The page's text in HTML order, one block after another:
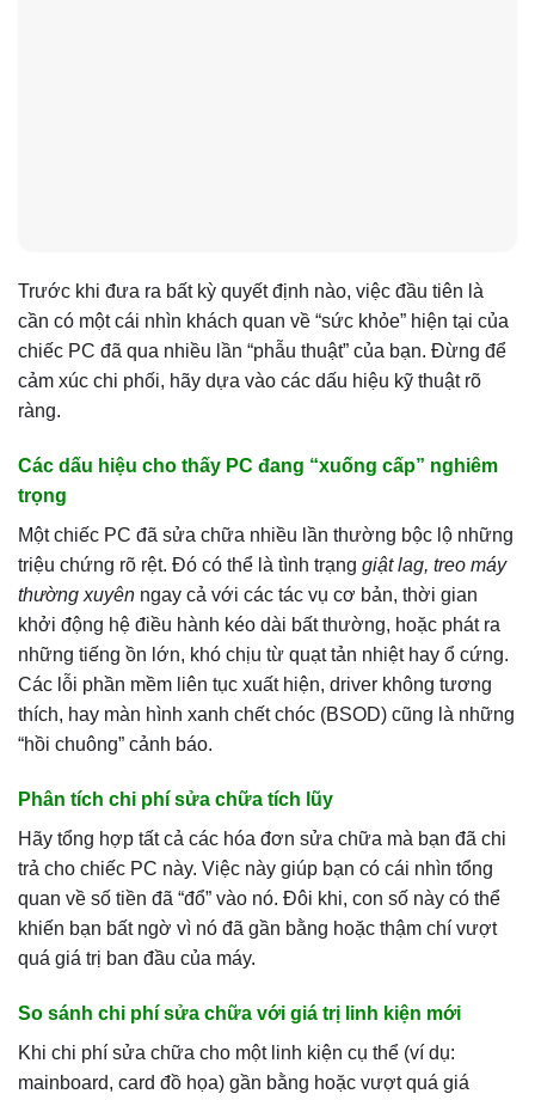
Trước khi đưa ra bất kỳ quyết định nào, việc đầu tiên là
cần có một cái nhìn khách quan về “sức khỏe” hiện tại của
chiếc PC đã qua nhiều lần “phẫu thuật” của bạn. Đừng để
cảm xúc chi phối, hãy dựa vào các dấu hiệu kỹ thuật rõ
ràng.
Các dấu hiệu cho thấy PC đang “xuống cấp” nghiêm
trọng
Một chiếc PC đã sửa chữa nhiều lần thường bộc lộ những
triệu chứng rõ rệt. Đó có thể là tình trạng giật lag, treo máy
thường xuyên ngay cả với các tác vụ cơ bản, thời gian
khởi động hệ điều hành kéo dài bất thường, hoặc phát ra
những tiếng ồn lớn, khó chịu từ quạt tản nhiệt hay ổ cứng.
Các lỗi phần mềm liên tục xuất hiện, driver không tương
thích, hay màn hình xanh chết chóc (BSOD) cũng là những
“hồi chuông” cảnh báo.
Phân tích chi phí sửa chữa tích lũy
Hãy tổng hợp tất cả các hóa đơn sửa chữa mà bạn đã chi
trả cho chiếc PC này. Việc này giúp bạn có cái nhìn tổng
quan về số tiền đã “đổ” vào nó. Đôi khi, con số này có thể
khiến bạn bất ngờ vì nó đã gần bằng hoặc thậm chí vượt
quá giá trị ban đầu của máy.
So sánh chi phí sửa chữa với giá trị linh kiện mới
Khi chi phí sửa chữa cho một linh kiện cụ thể (ví dụ:
mainboard, card đồ họa) gần bằng hoặc vượt quá giá